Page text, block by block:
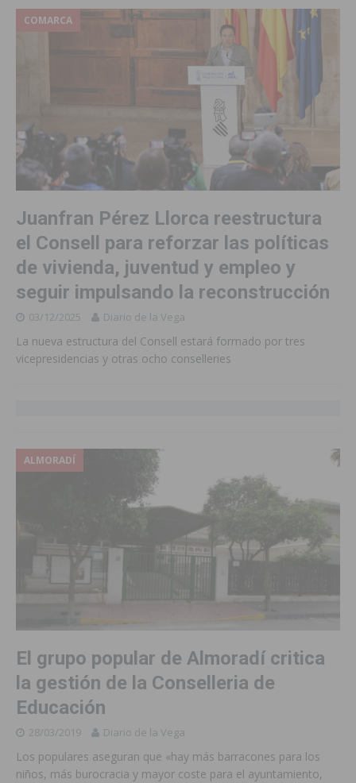
COMARCA
Juanfran Pérez Llorca reestructura
el Consell para reforzar las políticas
de vivienda, juventud y empleo y
seguir impulsando la reconstrucción
03/12/2025 Diario de la Vega
La nueva estructura del Consell estará formado por tres
vicepresidencias y otras ocho conselleries
ALMORADÍ
El grupo popular de Almoradí critica
la gestión de la Conselleria de
Educación
28/03/2019 Diario de la Vega
Los populares aseguran que «hay más barracones para los
niños, más burocracia y mayor coste para el ayuntamiento,